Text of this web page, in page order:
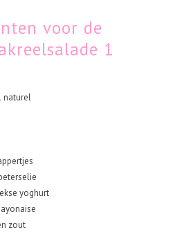
voor de
1
naturel
yoghurt
zout